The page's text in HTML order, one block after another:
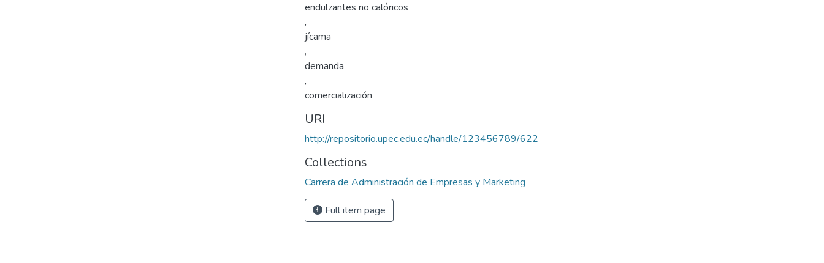
endulzantes no calóricos
,
jícama
,
demanda
,
comercialización
URI
http://repositorio.upec.edu.ec/handle/123456789/622
Collections
Carrera de Administración de Empresas y Marketing
Full item page